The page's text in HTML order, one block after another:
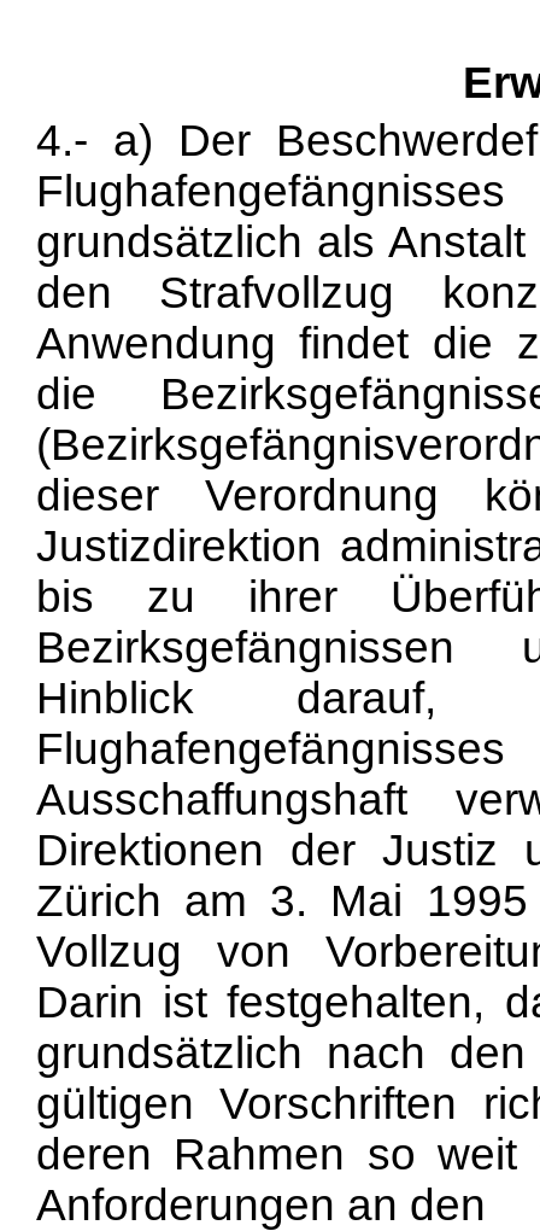
4.- a) Der
grundsätzlich als
den Strafvollzug
Anwendung findet die
die
dieser Verordnung
Justizdirektion
bis zu ihrer
Hinblick
Ausschaffungshaft
Direktionen der Justiz
Zürich am 3. Mai
Vollzug von
Darin ist festgehalten,
grundsätzlich nach
gültigen Vorschriften
deren Rahmen so weit
Anforderungen an den